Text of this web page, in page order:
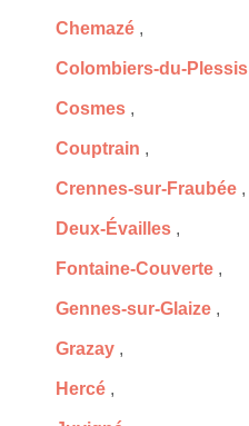
Chemazé ,
Colombiers-du-Plessis
Cosmes ,
Couptrain ,
Crennes-sur-Fraubée ,
Deux-Évailles ,
Fontaine-Couverte ,
Gennes-sur-Glaize ,
Grazay ,
Hercé ,